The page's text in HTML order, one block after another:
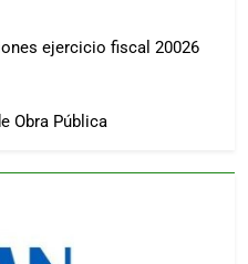
ejercicio fiscal 20026
Obra Pública